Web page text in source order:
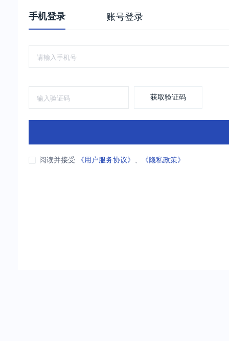
手机登录 账号登录
获取验证码
阅读并接受 《用户服务协议》 、 《隐私政策》